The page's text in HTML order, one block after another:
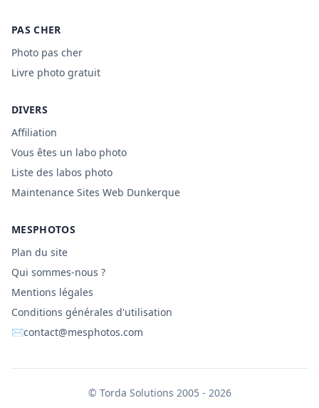
PAS CHER
Photo pas cher
Livre photo gratuit
DIVERS
Affiliation
Vous êtes un labo photo
Liste des labos photo
Maintenance Sites Web Dunkerque
MESPHOTOS
Plan du site
Qui sommes-nous ?
Mentions légales
Conditions générales d'utilisation
✉contact@mesphotos.com
© Torda Solutions 2005 - 2026